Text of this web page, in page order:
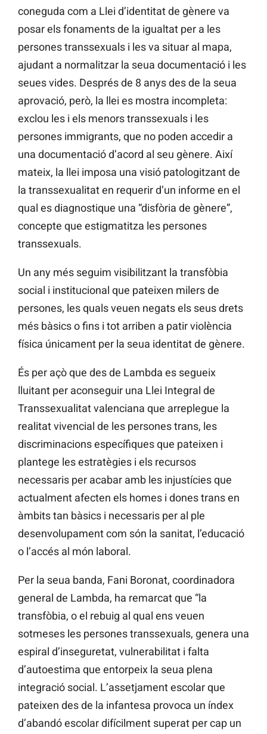
coneguda com a Llei d’identitat de gènere va
posar els fonaments de la igualtat per a les
persones transsexuals i les va situar al mapa,
ajudant a normalitzar la seua documentació i les
seues vides. Després de 8 anys des de la seua
aprovació, però, la llei es mostra incompleta:
exclou les i els menors transsexuals i les
persones immigrants, que no poden accedir a
una documentació d’acord al seu gènere. Així
mateix, la llei imposa una visió patologitzant de
la transsexualitat en requerir d’un informe en el
qual es diagnostique una “disfòria de gènere”,
concepte que estigmatitza les persones
transsexuals.
Un any més seguim visibilitzant la transfòbia
social i institucional que pateixen milers de
persones, les quals veuen negats els seus drets
més bàsics o fins i tot arriben a patir violència
física únicament per la seua identitat de gènere.
És per açò que des de Lambda es segueix
lluitant per aconseguir una Llei Integral de
Transsexualitat valenciana que arreplegue la
realitat vivencial de les persones trans, les
discriminacions específiques que pateixen i
plantege les estratègies i els recursos
necessaris per acabar amb les injustícies que
actualment afecten els homes i dones trans en
àmbits tan bàsics i necessaris per al ple
desenvolupament com són la sanitat, l’educació
o l’accés al món laboral.
Per la seua banda, Fani Boronat, coordinadora
general de Lambda, ha remarcat que “la
transfòbia, o el rebuig al qual ens veuen
sotmeses les persones transsexuals, genera una
espiral d’inseguretat, vulnerabilitat i falta
d’autoestima que entorpeix la seua plena
integració social. L’assetjament escolar que
pateixen des de la infantesa provoca un índex
d’abandó escolar difícilment superat per cap un